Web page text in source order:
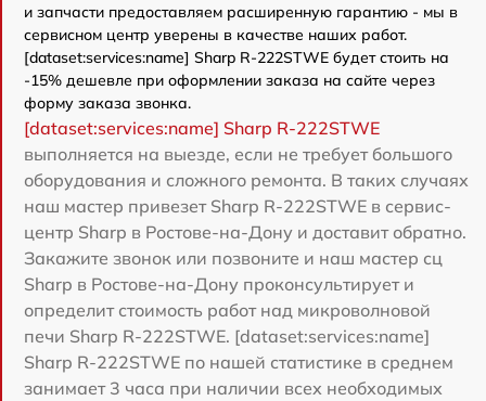
и запчасти предоставляем расширенную гарантию - мы в
сервисном центр уверены в качестве наших работ.
[dataset:services:name] Sharp R-222STWE будет стоить на
-15% дешевле при оформлении заказа на сайте через
форму заказа звонка.
[dataset:services:name] Sharp R-222STWE
выполняется на выезде, если не требует большого
оборудования и сложного ремонта. В таких случаях
наш мастер привезет Sharp R-222STWE в сервис-
центр Sharp в Ростове-на-Дону и доставит обратно.
Закажите звонок или позвоните и наш мастер сц
Sharp в Ростове-на-Дону проконсультирует и
определит стоимость работ над микроволновой
печи Sharp R-222STWE. [dataset:services:name]
Sharp R-222STWE по нашей статистике в среднем
занимает 3 часа при наличии всех необходимых